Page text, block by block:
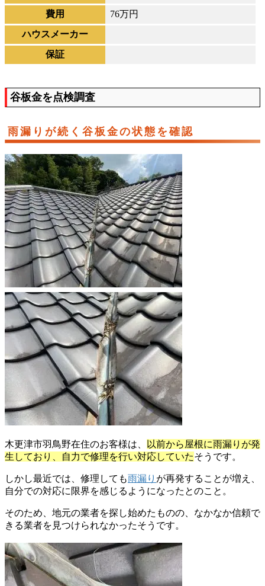
費用
76万円
ハウスメーカー
保証
谷板金を点検調査
雨漏りが続く谷板金の状態を確認
木更津市羽鳥野在住のお客様は、
以前から屋根に雨漏りが発
生しており、自力で修理を行い対応していたそうです。
しかし最近では、修理しても雨漏り が再発することが増え、
自分での対応に限界を感じるようになったとのこと。
そのため、地元の業者を探し始めたものの、なかなか信頼で
きる業者を見つけられなかったそうです。